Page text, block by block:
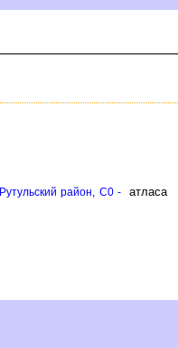
район, C0 -
атласа